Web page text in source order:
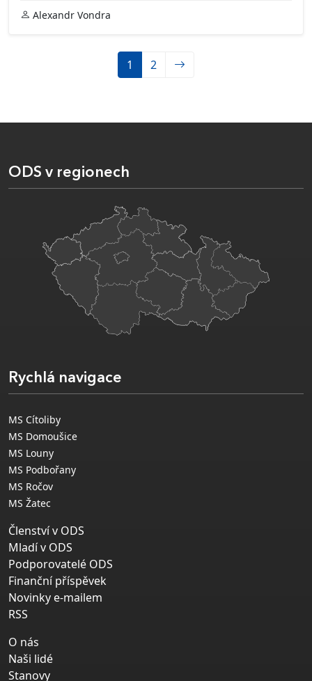
Alexandr Vondra
1 2
ODS v regionech
Rychlá navigace
MS Cítoliby
MS Domoušice
MS Louny
MS Podbořany
MS Ročov
MS Žatec
Členství v ODS
Mladí v ODS
Podporovatelé ODS
Finanční příspěvek
Novinky e-mailem
RSS
O nás
Naši lidé
Stanovy